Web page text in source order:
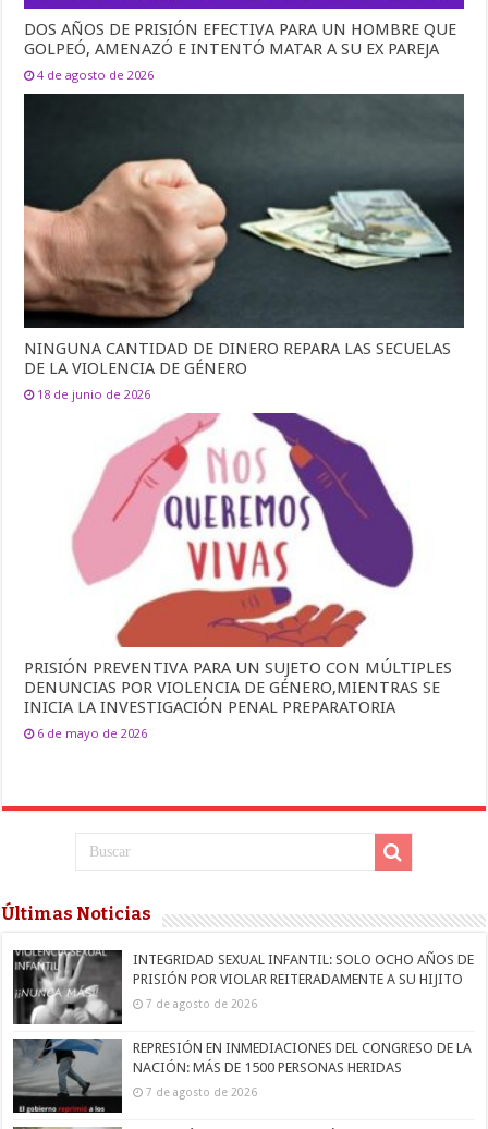
DOS AÑOS DE PRISIÓN EFECTIVA PARA UN HOMBRE QUE
GOLPEÓ, AMENAZÓ E INTENTÓ MATAR A SU EX PAREJA
4 de agosto de 2026
NINGUNA CANTIDAD DE DINERO REPARA LAS SECUELAS
DE LA VIOLENCIA DE GÉNERO
18 de junio de 2026
PRISIÓN PREVENTIVA PARA UN SUJETO CON MÚLTIPLES
DENUNCIAS POR VIOLENCIA DE GÉNERO,MIENTRAS SE
INICIA LA INVESTIGACIÓN PENAL PREPARATORIA
6 de mayo de 2026
Últimas Noticias
INTEGRIDAD SEXUAL INFANTIL: SOLO OCHO AÑOS DE
PRISIÓN POR VIOLAR REITERADAMENTE A SU HIJITO
7 de agosto de 2026
REPRESIÓN EN INMEDIACIONES DEL CONGRESO DE LA
NACIÓN: MÁS DE 1500 PERSONAS HERIDAS
7 de agosto de 2026